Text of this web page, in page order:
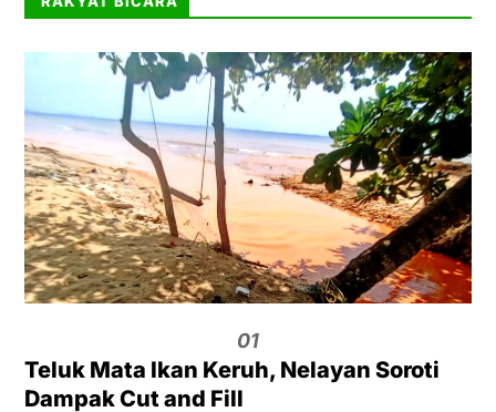
01
Teluk Mata Ikan Keruh, Nelayan Soroti
Dampak Cut and Fill